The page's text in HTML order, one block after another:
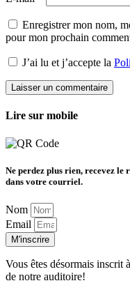
Enregistrer mon nom,
pour mon prochain
J’ai lu et j’accepte la
Lire sur mobile
Ne perdez plus rien, recevez
dans votre courriel.
Nom
Email
M'inscrire
Vous êtes désormais inscrit
de notre auditoire!